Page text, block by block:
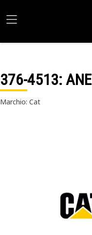
376-4513:
Marchio: Cat